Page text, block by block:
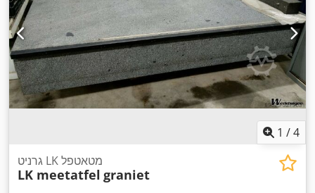
1 /4
גרניט LK מטאטפל
LK meetatfel graniet